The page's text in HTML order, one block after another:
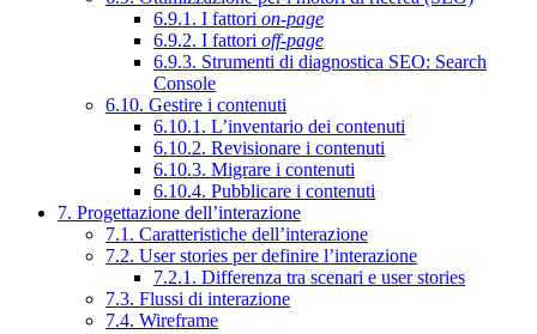
6.9.1. I fattori on-page
6.9.2. I fattori off-page
6.9.3. Strumenti di diagnostica SEO: Search
Console
6.10. Gestire i contenuti
6.10.1. L’inventario dei contenuti
6.10.2. Revisionare i contenuti
6.10.3. Migrare i contenuti
6.10.4. Pubblicare i contenuti
7. Progettazione dell’interazione
7.1. Caratteristiche dell’interazione
7.2. User stories per definire l’interazione
7.2.1. Differenza tra scenari e user stories
7.3. Flussi di interazione
7.4. Wireframe